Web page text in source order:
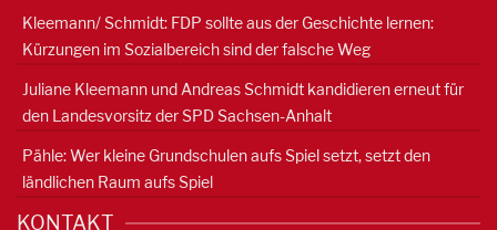
Kleemann/ Schmidt: FDP sollte aus der Geschichte lernen:
Kürzungen im Sozialbereich sind der falsche Weg
Juliane Kleemann und Andreas Schmidt kandidieren erneut für
den Landesvorsitz der SPD Sachsen-Anhalt
Pähle: Wer kleine Grundschulen aufs Spiel setzt, setzt den
ländlichen Raum aufs Spiel
KONTAKT